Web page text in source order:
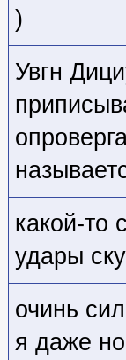
)
Увгн
какой-то
удары
очинь
я даже